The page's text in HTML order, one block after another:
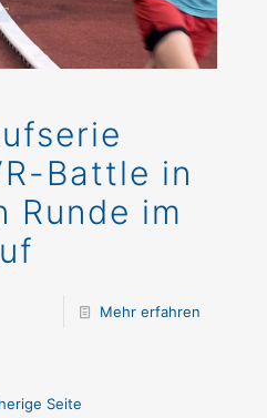
Battle in
Runde im
Mehr erfahren
Seite